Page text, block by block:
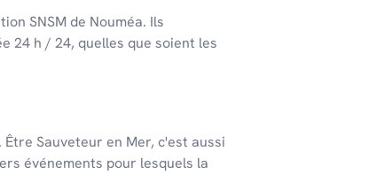
SNSM de Nouméa. Ils
24 h / 24, quelles que soient les
Sauveteur en Mer, c'est aussi
événements pour lesquels la